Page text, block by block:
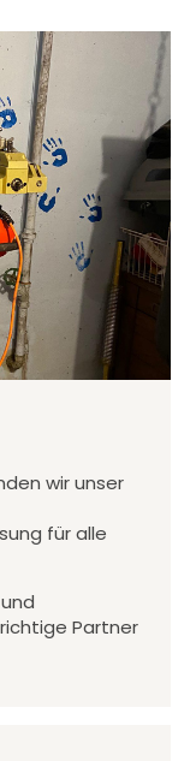
wir unser
für alle
Partner